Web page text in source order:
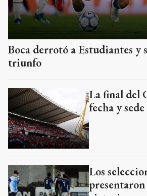
Boca derrotó a Estudiantes y
triunfo
La final del
fecha y
Los
presentaron